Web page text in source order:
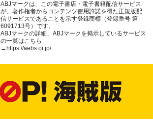
ABJマークは、この電子書店・電子書籍配信サービス
が、著作権者からコンテンツ使用許諾を得た正規版配
信サービスであることを示す登録商標（登録番号 第
6091713号）です。
ABJマークの詳細、ABJマークを掲示しているサービス
の一覧はこちら
→ https://aebs.or.jp/